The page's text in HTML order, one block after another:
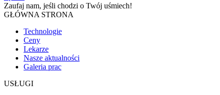
Zaufaj nam, jeśli chodzi o Twój uśmiech!
GŁÓWNA STRONA
Technologie
Ceny
Lekarze
Nasze aktualności
Galeria prac
USŁUGI